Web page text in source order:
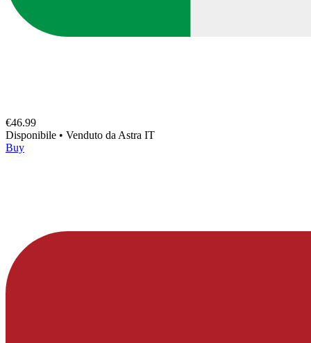
€46.99
Disponibile • Venduto da Astra IT
Buy